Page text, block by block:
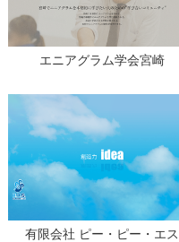
エニアグラム学会宮崎
有限会社 ピー・ピー・エス